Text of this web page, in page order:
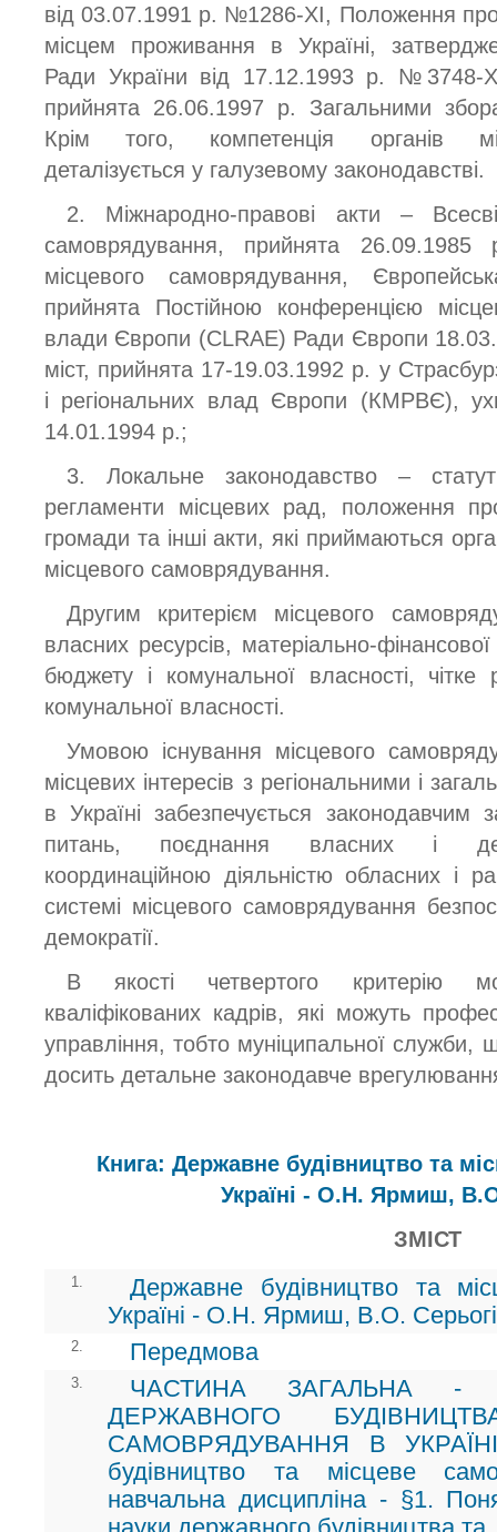
від 03.07.1991 р. №1286-XI, Положення про
місцем проживання в Україні,
Ради України від 17.12.1993 р. №3748-
прийнята 26.06.1997 р. Загальними
Крім того, компетенція органів
деталізується у галузевому законодавстві.
2. Міжнародно-правові акти –
самоврядування, прийнята 26.09.1985
місцевого самоврядування,
прийнята Постійною конференцією
влади Європи (CLRAE) Ради Європи
міст, прийнята 17-19.03.1992 р. у
і регіональних влад Європи (КМРВЄ),
14.01.1994 р.;
3. Локальне законодавство –
регламенти місцевих рад, положення
громади та інші акти, які приймаються
місцевого самоврядування.
Другим критерієм місцевого
власних ресурсів, матеріально-
бюджету і комунальної власності,
комунальної власності.
Умовою існування місцевого
місцевих інтересів з регіональними і
в Україні забезпечується законодавчим
питань, поєднання власних і
координаційною діяльністю обласних і
системі місцевого самоврядування
демократії.
В якості четвертого критерію
кваліфікованих кадрів, які можуть
управління, тобто муніципальної служби,
досить детальне законодавче
Книга: Державне будівництво та
Україні - О.Н. Ярмиш,
ЗМІСТ
1.
Державне будівництво та
Україні - О.Н. Ярмиш, В.О.
2. Передмова
3.
ЧАСТИНА ЗАГАЛЬНА -
ДЕРЖАВНОГО
САМОВРЯДУВАННЯ В
будівництво та місцеве
навчальна дисципліна - §1.